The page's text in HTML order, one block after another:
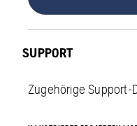
SUPPORT
Zugehörige Support-